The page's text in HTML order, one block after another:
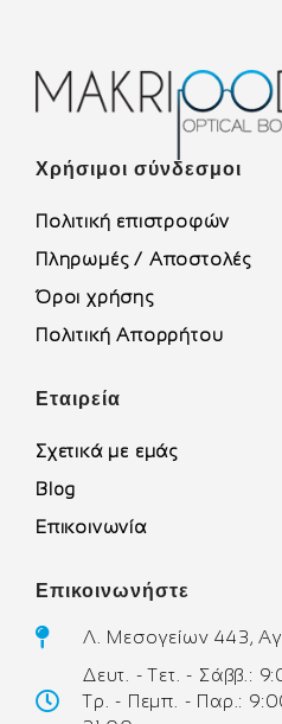
Χρήσιμοι σύνδεσμοι
Πολιτική επιστροφών
Πληρωμές / Αποστολές
Όροι χρήσης
Πολιτική Απορρήτου
Εταιρεία
Σχετικά με εμάς
Blog
Επικοινωνία
Επικοινωνήστε
Λ. Μεσογείων 443,
Δευτ. - Τετ. - Σάββ.:
Τρ. - Πεμπ. - Παρ.: